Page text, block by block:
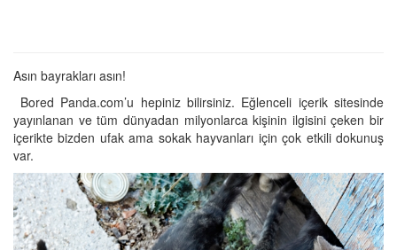
Asın bayrakları asın!
Bored Panda.com’u hepiniz bilirsiniz. Eğlenceli içerik sitesinde
yayınlanan ve tüm dünyadan milyonlarca kişinin ilgisini çeken bir
içerikte bizden ufak ama sokak hayvanları için çok etkili dokunuş
var.